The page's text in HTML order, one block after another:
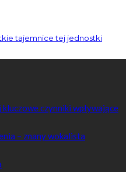
tajemnice tej jednostki
czynniki wpływające
– znany wokalista